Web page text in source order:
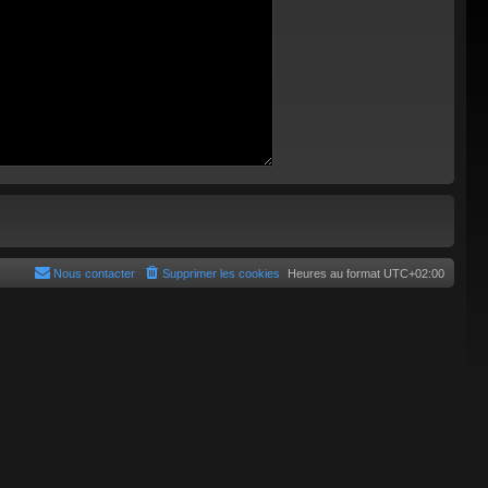
Heures au format UTC+02:00
Supprimer les cookies
Nous contacter